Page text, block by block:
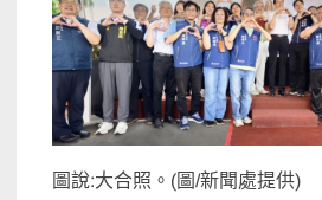
圖說:大合照。(圖/新聞處提供)